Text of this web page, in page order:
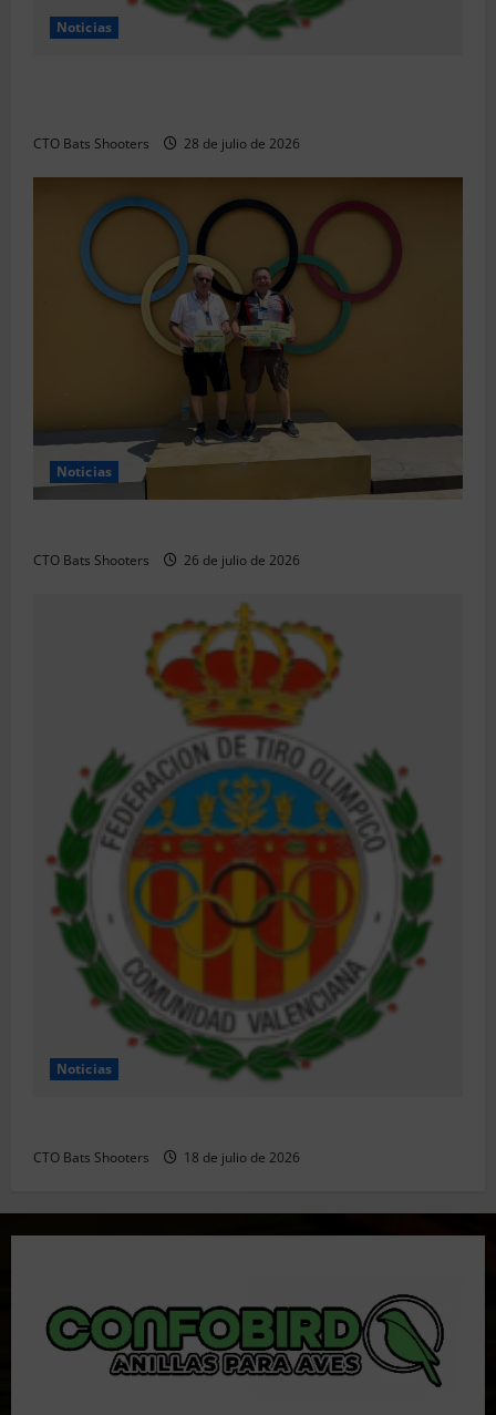
Noticias
CTO Bats Shooters 28 de julio de 2026
Noticias
CTO Bats Shooters 26 de julio de 2026
Noticias
CTO Bats Shooters 18 de julio de 2026